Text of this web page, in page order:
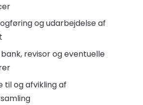
og udarbejdelse af
revisor og eventuelle
til og afvikling af